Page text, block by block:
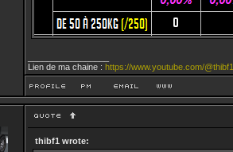
Lien de ma chaine : https://www.youtube.com/@thibf1
thibf1 wrote: